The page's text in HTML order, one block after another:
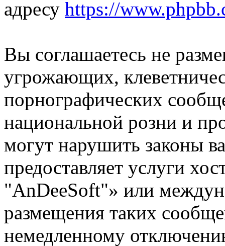
адресу https://
Вы соглашаетесь не
угрожающих,
порнографических
национальной розни и
могут нарушить законы
предоставляет услуги
"AnDeeSoft"» или
размещения таких
немедленному